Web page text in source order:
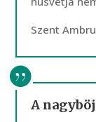
Szent
A